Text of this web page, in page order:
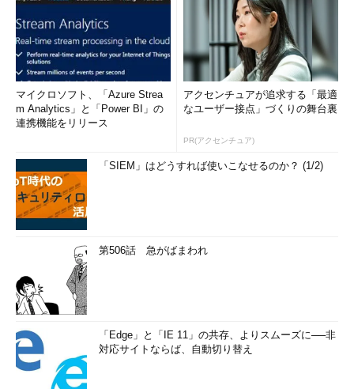
マイクロソフト、「Azure Strea
m Analytics」と「Power BI」の
連携機能をリリース
アクセンチュアが追求する「最適
なユーザー接点」づくりの舞台裏
PR(アクセンチュア)
「SIEM」はどうすれば使いこなせるのか？ (1/2)
第506話 急がばまわれ
「Edge」と「IE 11」の共存、よりスムーズに──非
対応サイトならば、自動切り替え